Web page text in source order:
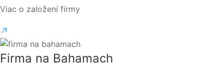
Viac o založení firmy
Firma na Bahamach